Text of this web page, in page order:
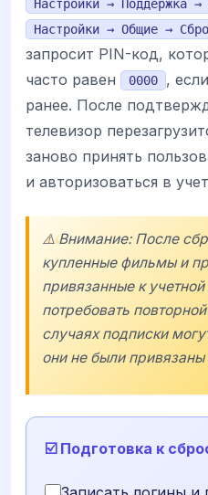
Настройки → Поддержка →
Настройки → Общие →
запросит PIN-код,
часто равен
0000
,
ранее. После
телевизор
заново принять
и авторизоваться в
⚠️ Внимание: После
купленные фильмы и
привязанные к
потребовать
случаях подписки
они не были
☑️ Подготовка к